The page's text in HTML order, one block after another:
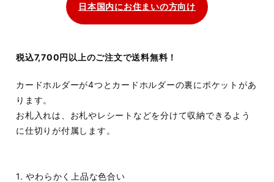
日本国内にお住まいの方向け
税込7,700円以上のご注文で送料無料！
カードホルダーが4つとカードホルダーの裏にポケットがあ
ります。
お札入れは、お札やレシートなどを分けて収納できるよう
に仕切りが付属します。
1. やわらかく上品な色合い